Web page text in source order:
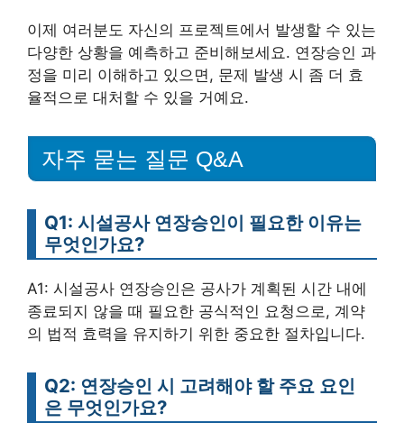
이제 여러분도 자신의 프로젝트에서 발생할 수 있는
다양한 상황을 예측하고 준비해보세요. 연장승인 과
정을 미리 이해하고 있으면, 문제 발생 시 좀 더 효
율적으로 대처할 수 있을 거예요.
자주 묻는 질문 Q&A
Q1: 시설공사 연장승인이 필요한 이유는
무엇인가요?
A1: 시설공사 연장승인은 공사가 계획된 시간 내에
종료되지 않을 때 필요한 공식적인 요청으로, 계약
의 법적 효력을 유지하기 위한 중요한 절차입니다.
Q2: 연장승인 시 고려해야 할 주요 요인
은 무엇인가요?